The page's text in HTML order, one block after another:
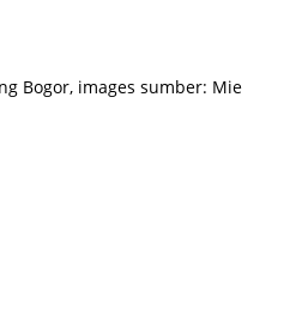
Bogor, images sumber: Mie